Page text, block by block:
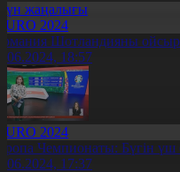
жаңалығы
2024
Шотландияны
18:57
2024
Чемпионаты: Бүгін үш
17:37